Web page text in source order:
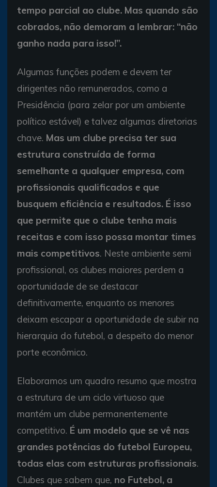
tempo parcial ao clube. Mas quando são
cobrados, não demoram a lembrar: “não
ganho nada para isso!”.
Algumas funções podem e devem ter
dirigentes não remunerados, como a
Presidência (para zelar por um ambiente
político estável) e talvez algumas diretorias
chave. Mas um clube precisa ter sua
estrutura construída de forma
semelhante a qualquer empresa, com
profissionais qualificados e que
busquem eficiência e resultados. É isso
que permite que o clube tenha mais
receitas e com isso possa montar times
mais competitivos. Neste ambiente semi
profissional, os clubes maiores perdem a
oportunidade de se destacar
definitivamente, enquanto os menores
deixam escapar a oportunidade de subir na
hierarquia do futebol, a despeito do menor
porte econômico.
Elaboramos um quadro resumo que mostra
a estrutura de um ciclo virtuoso que
mantém um clube permanentemente
competitivo. É um modelo que se vê nas
grandes potências do futebol Europeu,
todas elas com estruturas profissionais.
Clubes que sabem que, no Futebol, a